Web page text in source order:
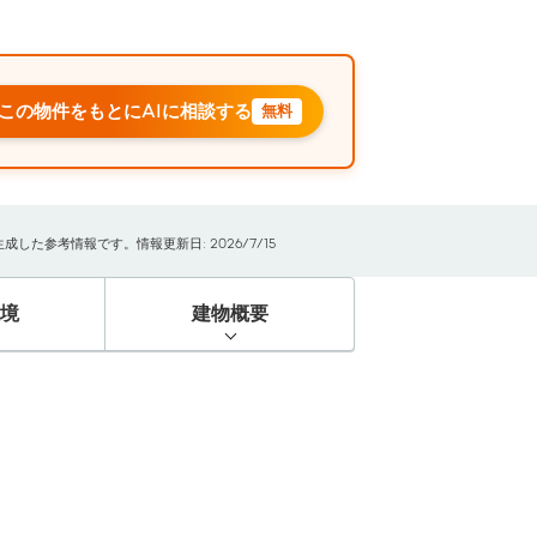
の物件をもとにAIに相談する 無料
した参考情報です。情報更新日: 2026/7/15
建物概要